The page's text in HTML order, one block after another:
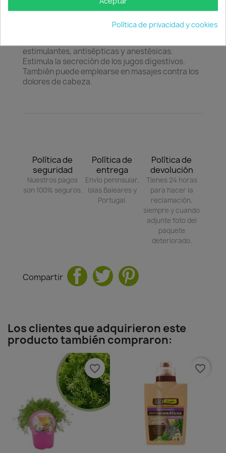
aromáticos para mezclarse con los otros
ingredientes.
La hierbabuena tiene
estimulantes, antisépticas y anestésicas.
Estimula la secreción de los jugos digestivos.
También puede emplearse en masajes contra los
dolores de cabeza.
Política de
seguridad
Nuestros pagos
son 100% seguros.
Política de
entrega
Envío peninsular,
Islas Baleares y
Portugal.
Política de
devolución
Tienes 24 horas
para hacer la
reclamación,
siempre y cuando
adjunte foto del
paquete
deteriorado.
Compartir
Los clientes que adquirieron este
producto también compraron:
favorite_border favorite_border
Política de privacidad y cookies